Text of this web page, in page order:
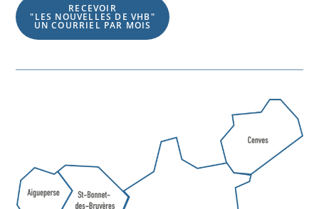
RECEVOIR
"LES NOUVELLES DE VHB"
UN COURRIEL PAR MOIS